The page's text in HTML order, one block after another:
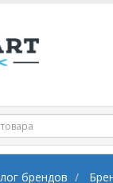
брендов